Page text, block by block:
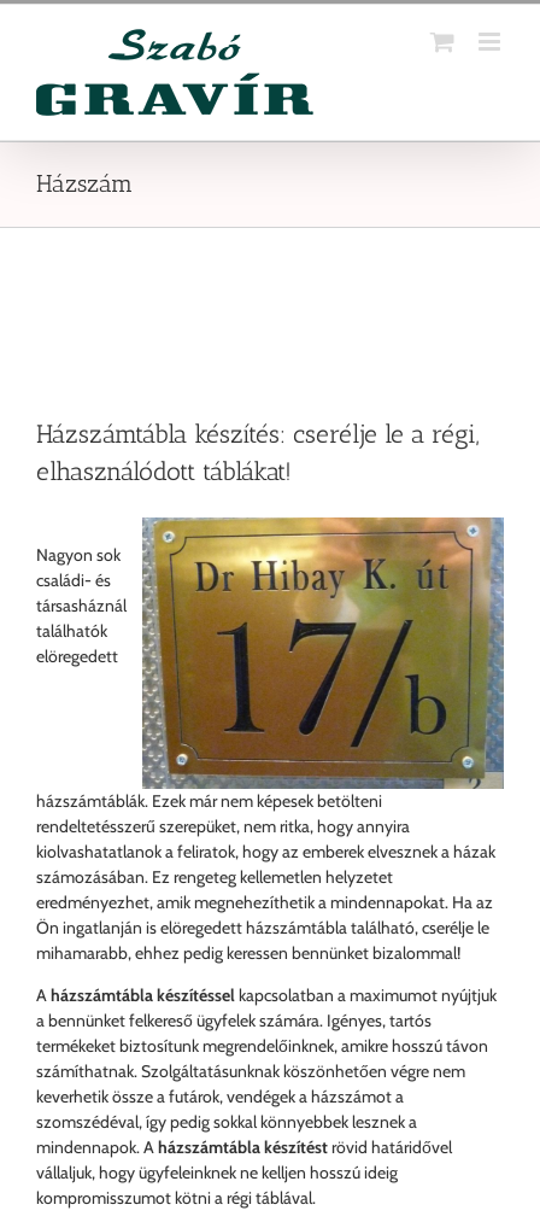
Kihagyás
Házszám
Házszámtábla készítés: cserélje le a régi,
elhasználódott táblákat!
Nagyon sok
családi- és
társasháznál
találhatók
elöregedett
házszámtáblák. Ezek már nem képesek betölteni
rendeltetésszerű szerepüket, nem ritka, hogy annyira
kiolvashatatlanok a feliratok, hogy az emberek elvesznek a házak
számozásában. Ez rengeteg kellemetlen helyzetet
eredményezhet, amik megnehezíthetik a mindennapokat. Ha az
Ön ingatlanján is elöregedett házszámtábla található, cserélje le
mihamarabb, ehhez pedig keressen bennünket bizalommal!
Aházszámtábla készítésselkapcsolatban a maximumot nyújtjuk
a bennünket felkereső ügyfelek számára. Igényes, tartós
termékeket biztosítunk megrendelőinknek, amikre hosszú távon
számíthatnak. Szolgáltatásunknak köszönhetően végre nem
keverhetik össze a futárok, vendégek a házszámot a
szomszédéval, így pedig sokkal könnyebbek lesznek a
mindennapok. Aházszámtábla készítéströvid határidővel
vállaljuk, hogy ügyfeleinknek ne kelljen hosszú ideig
kompromisszumot kötni a régi táblával.